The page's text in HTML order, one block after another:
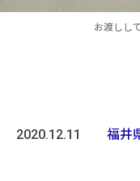
お渡しし
2020.12.11 福井